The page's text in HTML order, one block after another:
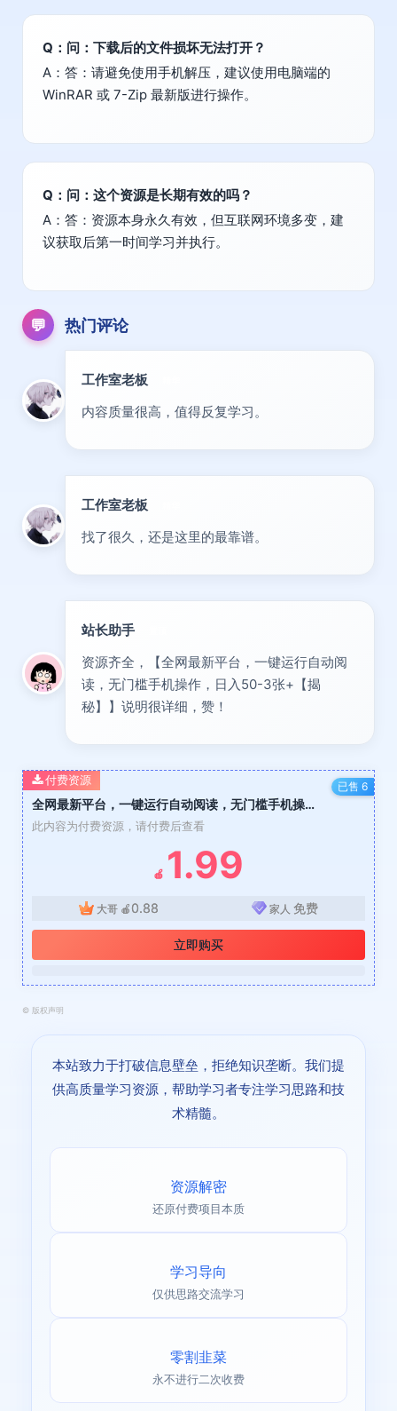
Q：问：下载后的文件损坏无法打开？
A：答：请避免使用手机解压，建议使用电脑端的
WinRAR 或 7-Zip 最新版进行操作。
Q：问：这个资源是长期有效的吗？
A：答：资源本身永久有效，但互联网环境多变，建
议获取后第一时间学习并执行。
💬 热门评论
工作室老板
内容质量很高，值得反复学习。
工作室老板
找了很久，还是这里的最靠谱。
站长助手
资源齐全，【全网最新平台，一键运行自动阅
读，无门槛手机操作，日入50-3张+【揭
秘】】说明很详细，赞！
全网最新平台，一键运行自动阅读，无门槛手机操作，日入50-3张+【揭秘】
此内容为付费资源，请付费后查看
🍎 1.99
大哥 🍎0.88 家人 免费
立即购买
付费资源 已售 6
© 版权声明
本站致力于打破信息壁垒，拒绝知识垄断。我们提
供高质量学习资源，帮助学习者专注学习思路和技
术精髓。
资源解密
还原付费项目本质
学习导向
仅供思路交流学习
零割韭菜
永不进行二次收费